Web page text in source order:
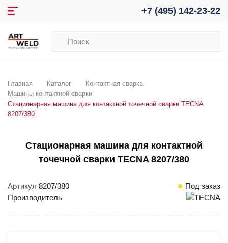
+7 (495) 142-23-22
Главная Каталог
Контактная сварка
Машины контактной сварки
Стационарная машина для контактной точечной сварки TECNA
8207/380
Стационарная машина для контактной
точечной сварки TECNA 8207/380
Артикул 8207/380
Под заказ
Производитель